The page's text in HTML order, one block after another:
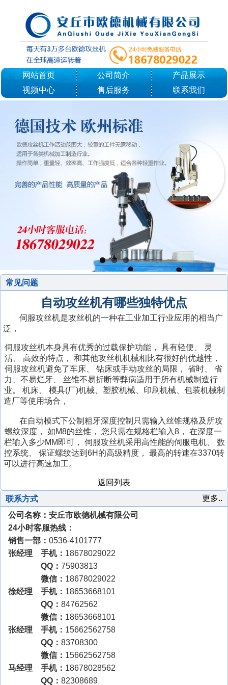
网站首页 公司简介
产品展示
视频中心
售后服务 联系我们
常见问题
自动攻丝机有哪些独特优点
伺服攻丝机是攻丝机的一种在工业加工行业应用的相当广
泛，
大
兴
安
岭
触
摸
牙
机
伺服攻丝机本身具有优秀的过载保护功能，
高
青
县
电
动
攻
具有轻便、
徐
州
市
数
控
攻
任
城
区
液
丝
机
灵
活、
克
拉
玛
依
触
攻
丝
机
高效的特点，
石
狮
市
旋
臂
丝
机
和其他攻丝机机械相比有很好的优越性，
陇
南
市
斜
式
机
伺服攻丝机避免了车床、
仁
怀
市
钻
钻床或手动攻丝的局限，
阿
里
地
区
攻
丝
机
省时、
乌
海
市
斜
丝
机
省
力、不易烂牙、
佳
木
斯
摸
屏
攻
丝
萍
乡
市
攻
牙
机
丝锥不易折断等弊病适用于所有机械制造行
业。
鄂
尔
打
丝
机
机床、
鄂
尔
市
旋
臂
式
机
模具(厂)机械、塑胶机械、印刷机械、包装机械制
造厂等使用场合，
安
伺
服
攻
丝
在自动模式下公制粗牙深度控制只需输入丝锥规格及所攻
螺纹深度，
阜
阳
市
触
攻
丝
机
如M8的丝锥，
即
墨
市
斜
丝
机
您只需在规格栏输入8，
齐
齐
哈
尔
动
式
攻
牙
机
在深度一
栏输入多少MM即可，
贵
州
省
攻
丝
机
伺服攻丝机采用高性能的伺服电机、
渭
南
市
万
向
攻
丝
机
数
控系统、
厦
门
式
攻
丝
机
保证螺纹达到6H的高级精度，
巴
中
向
攻
丝
机
最高的转速在3370转
可以进行高速加工。
泰
触
摸
屏
攻
丝
机
返回列表
更多..
联系方式
公司名称：安丘市欧德机械有限公司
24小时客服热线：
销售一部： 0536-4101777
张经理 手机： 18678029022
QQ： 75903813
微信： 18678029022
徐经理 手机： 18653668101
QQ： 84762562
微信： 18653668101
张经理 手机： 15662562758
QQ： 83708300
微信： 15662562758
马经理 手机： 18678028562
QQ： 82308689